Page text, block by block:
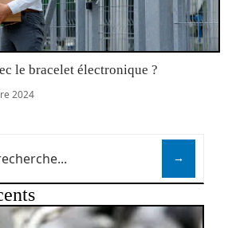
le bracelet électronique ?
2024